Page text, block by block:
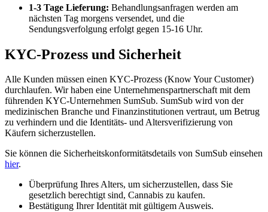
1-3 Tage Lieferung: Behandlungsanfragen werden am
nächsten Tag morgens versendet, und die
Sendungsverfolgung erfolgt gegen 15-16 Uhr.
KYC-Prozess und Sicherheit
Alle Kunden müssen einen KYC-Prozess (Know Your Customer)
durchlaufen. Wir haben eine Unternehmenspartnerschaft mit dem
führenden KYC-Unternehmen SumSub. SumSub wird von der
medizinischen Branche und Finanzinstitutionen vertraut, um Betrug
zu verhindern und die Identitäts- und Altersverifizierung von
Käufern sicherzustellen.
Sie können die Sicherheitskonformitätsdetails von SumSub einsehen
hier.
Überprüfung Ihres Alters, um sicherzustellen, dass Sie
gesetzlich berechtigt sind, Cannabis zu kaufen.
Bestätigung Ihrer Identität mit gültigem Ausweis.